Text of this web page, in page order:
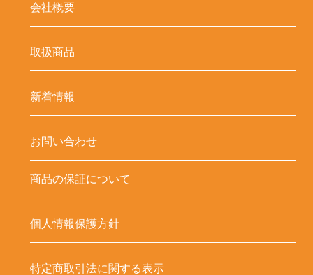
会社概要
取扱商品
新着情報
お問い合わせ
商品の保証について
個人情報保護方針
特定商取引法に関する表示